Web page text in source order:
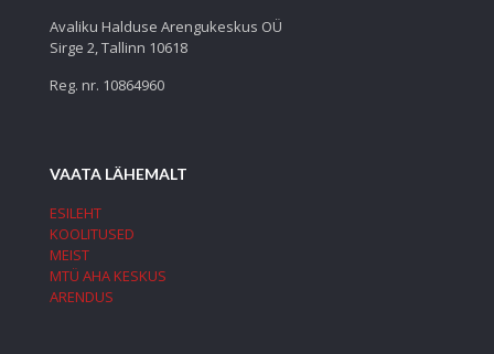
Avaliku Halduse Arengukeskus OÜ
Sirge 2, Tallinn 10618
Reg. nr. 10864960
VAATA LÄHEMALT
ESILEHT
KOOLITUSED
MEIST
MTÜ AHA KESKUS
ARENDUS